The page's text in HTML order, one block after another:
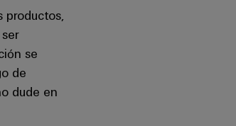
se
de
dude en